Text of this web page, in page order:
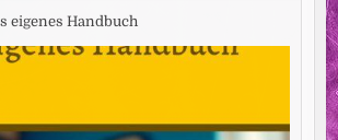
eigenes Handbuch